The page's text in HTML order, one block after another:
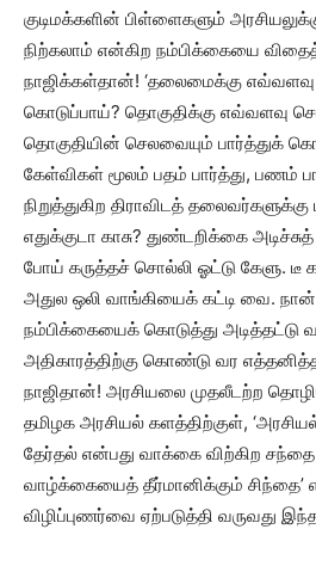
குடிமக்களின் பிள்ளைகளும்
நிற்கலாம் என்கிற நம்பிக்கையை
நாஜிக்கள்தான்! ‘தலைமைக்கு எவ்வளவு
கொடுப்பாய்? தொகுதிக்கு எவ்வளவு
தொகுதியின் செலவையும் பார்த்துக்
கேள்விகள் மூலம் பதம் பார்த்து, பணம்
நிறுத்துகிற திராவிடத் தலைவர்களுக்கு
எதுக்குடா காசு? துண்டறிக்கை
போய் கருத்தச் சொல்லி ஓட்டு கேளு.
அதுல ஒலி வாங்கியைக் கட்டி வை. நான்
நம்பிக்கையைக் கொடுத்து அடித்தட்டு
அதிகாரத்திற்கு கொண்டு வர
நாஜிதான்! அரசியலை முதலீடற்ற
தமிழக அரசியல் களத்திற்குள்,
தேர்தல் என்பது வாக்கை விற்கிற
வாழ்க்கையைத் தீர்மானிக்கும் சிந்தை’
விழிப்புணர்வை ஏற்படுத்தி வருவது